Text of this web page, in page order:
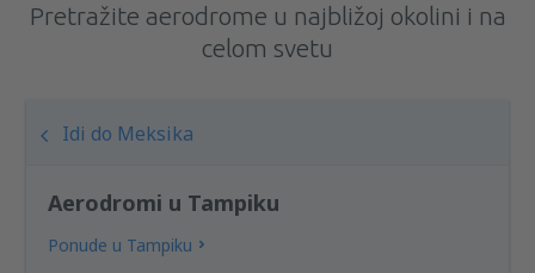
Pretražite aerodrome u najbližoj okolini i na
celom svetu
Idi do Meksika
Aerodromi u Tampiku
Ponude u Tampiku